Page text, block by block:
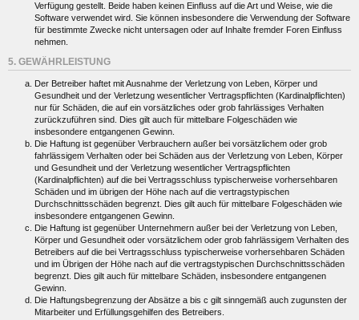
Verfügung gestellt. Beide haben keinen Einfluss auf die Art und Weise, wie die
Software verwendet wird. Sie können insbesondere die Verwendung der Software
für bestimmte Zwecke nicht untersagen oder auf Inhalte fremder Foren Einfluss
nehmen.
5. GEWÄHRLEISTUNG
Der Betreiber haftet mit Ausnahme der Verletzung von Leben, Körper und
Gesundheit und der Verletzung wesentlicher Vertragspflichten (Kardinalpflichten)
nur für Schäden, die auf ein vorsätzliches oder grob fahrlässiges Verhalten
zurückzuführen sind. Dies gilt auch für mittelbare Folgeschäden wie
insbesondere entgangenen Gewinn.
Die Haftung ist gegenüber Verbrauchern außer bei vorsätzlichem oder grob
fahrlässigem Verhalten oder bei Schäden aus der Verletzung von Leben, Körper
und Gesundheit und der Verletzung wesentlicher Vertragspflichten
(Kardinalpflichten) auf die bei Vertragsschluss typischerweise vorhersehbaren
Schäden und im übrigen der Höhe nach auf die vertragstypischen
Durchschnittsschäden begrenzt. Dies gilt auch für mittelbare Folgeschäden wie
insbesondere entgangenen Gewinn.
Die Haftung ist gegenüber Unternehmern außer bei der Verletzung von Leben,
Körper und Gesundheit oder vorsätzlichem oder grob fahrlässigem Verhalten des
Betreibers auf die bei Vertragsschluss typischerweise vorhersehbaren Schäden
und im Übrigen der Höhe nach auf die vertragstypischen Durchschnittsschäden
begrenzt. Dies gilt auch für mittelbare Schäden, insbesondere entgangenen
Gewinn.
Die Haftungsbegrenzung der Absätze a bis c gilt sinngemäß auch zugunsten der
Mitarbeiter und Erfüllungsgehilfen des Betreibers.